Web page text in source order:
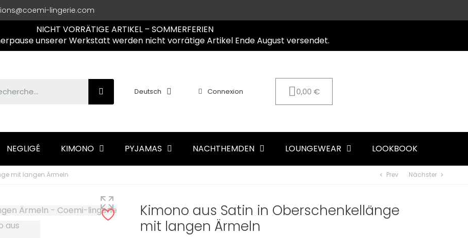
lingerie.com
NICHT VORRÄTIGE ARTIKEL – SOMMERFERIEN
unserer Werkstatt werden nicht vorrätige Artikel Ende August versendet.
Deutsch Connexion 0,00 €
NEGLIGÉ KIMONO PYJAMAS NACHTHEMDEN LOUNGEWEAR LOOKBOOK
mit langen Ärmeln chevron_left Prev Nächster chevron_right
Kimono aus Satin in Oberschenkellänge
mit langen Ärmeln